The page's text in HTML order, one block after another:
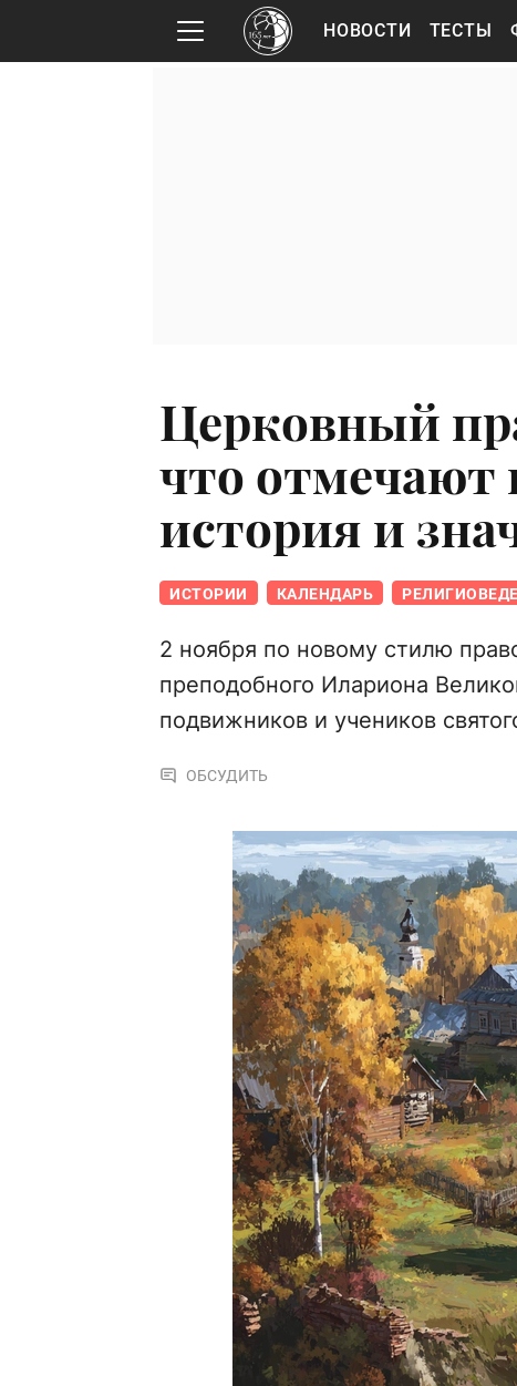
НОВОСТИ ТЕСТЫ
Церковный
что отмечают
история и
ИСТОРИИ КАЛЕНДАРЬ
2 ноября по новому стилю
преподобного Илариона
подвижников и учеников
ОБСУДИТЬ